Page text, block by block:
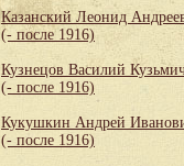
Казанский Леонид
(- после 1916)
Кузнецов Василий
(- после 1916)
Кукушкин Андрей
(- после 1916)